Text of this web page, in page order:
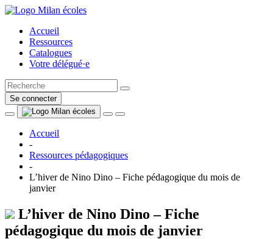
Accueil
Ressources
Catalogues
Votre délégué·e
Se connecter
Accueil
-
Ressources pédagogiques
-
L’hiver de Nino Dino – Fiche pédagogique du mois de
janvier
L’hiver de Nino Dino – Fiche
pédagogique du mois de janvier